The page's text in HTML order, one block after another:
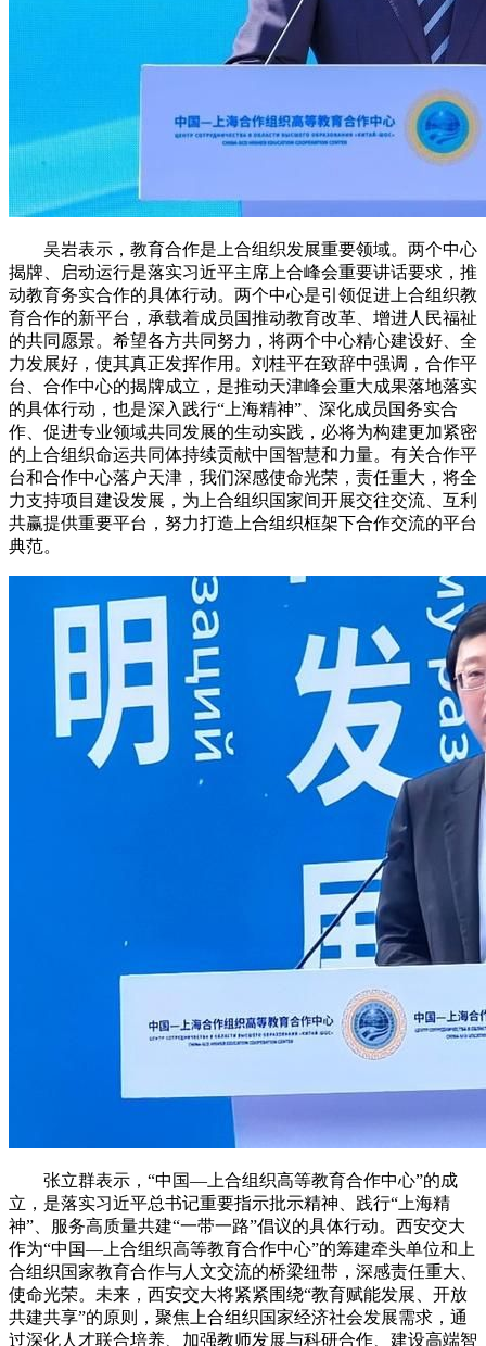
吴岩表示，教育合作是上合组织发展重要领域。两个中心
揭牌、启动运行是落实习近平主席上合峰会重要讲话要求，推
动教育务实合作的具体行动。两个中心是引领促进上合组织教
育合作的新平台，承载着成员国推动教育改革、增进人民福祉
的共同愿景。希望各方共同努力，将两个中心精心建设好、全
力发展好，使其真正发挥作用。刘桂平在致辞中强调，合作平
台、合作中心的揭牌成立，是推动天津峰会重大成果落地落实
的具体行动，也是深入践行“上海精神”、深化成员国务实合
作、促进专业领域共同发展的生动实践，必将为构建更加紧密
的上合组织命运共同体持续贡献中国智慧和力量。有关合作平
台和合作中心落户天津，我们深感使命光荣，责任重大，将全
力支持项目建设发展，为上合组织国家间开展交往交流、互利
共赢提供重要平台，努力打造上合组织框架下合作交流的平台
典范。
张立群表示，“中国—上合组织高等教育合作中心”的成
立，是落实习近平总书记重要指示批示精神、践行“上海精
神”、服务高质量共建“一带一路”倡议的具体行动。西安交大
作为“中国—上合组织高等教育合作中心”的筹建牵头单位和上
合组织国家教育合作与人文交流的桥梁纽带，深感责任重大、
使命光荣。未来，西安交大将紧紧围绕“教育赋能发展、开放
共建共享”的原则，聚焦上合组织国家经济社会发展需求，通
过深化人才联合培养、加强教师发展与科研合作、建设高端智